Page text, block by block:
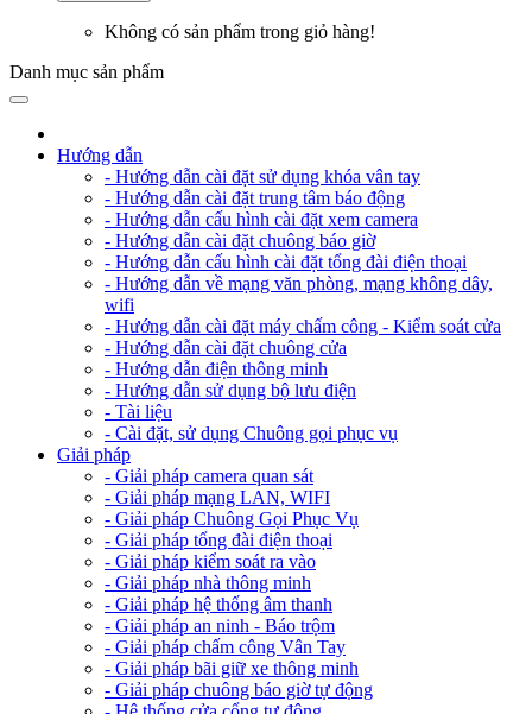
Không có sản phẩm trong giỏ hàng!
Danh mục sản phẩm
Hướng dẫn
- Hướng dẫn cài đặt sử dụng khóa vân tay
- Hướng dẫn cài đặt trung tâm báo động
- Hướng dẫn cấu hình cài đặt xem camera
- Hướng dẫn cài đặt chuông báo giờ
- Hướng dẫn cấu hình cài đặt tổng đài điện thoại
- Hướng dẫn về mạng văn phòng, mạng không dây,
wifi
- Hướng dẫn cài đặt máy chấm công - Kiểm soát cửa
- Hướng dẫn cài đặt chuông cửa
- Hướng dẫn điện thông minh
- Hướng dẫn sử dụng bộ lưu điện
- Tài liệu
- Cài đặt, sử dụng Chuông gọi phục vụ
Giải pháp
- Giải pháp camera quan sát
- Giải pháp mạng LAN, WIFI
- Giải pháp Chuông Gọi Phục Vụ
- Giải pháp tổng đài điện thoại
- Giải pháp kiểm soát ra vào
- Giải pháp nhà thông minh
- Giải pháp hệ thống âm thanh
- Giải pháp an ninh - Báo trộm
- Giải pháp chấm công Vân Tay
- Giải pháp bãi giữ xe thông minh
- Giải pháp chuông báo giờ tự động